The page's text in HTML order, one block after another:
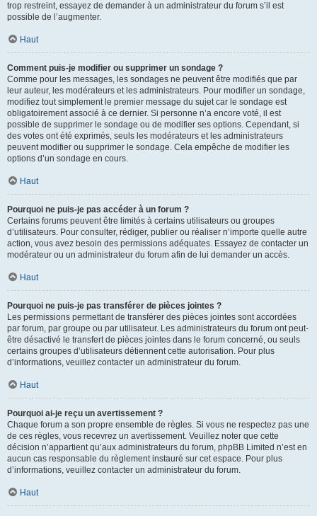
trop restreint, essayez de demander à un administrateur du forum s’il est
possible de l’augmenter.
Haut
Comment puis-je modifier ou supprimer un sondage ?
Comme pour les messages, les sondages ne peuvent être modifiés que par
leur auteur, les modérateurs et les administrateurs. Pour modifier un sondage,
modifiez tout simplement le premier message du sujet car le sondage est
obligatoirement associé à ce dernier. Si personne n’a encore voté, il est
possible de supprimer le sondage ou de modifier ses options. Cependant, si
des votes ont été exprimés, seuls les modérateurs et les administrateurs
peuvent modifier ou supprimer le sondage. Cela empêche de modifier les
options d’un sondage en cours.
Haut
Pourquoi ne puis-je pas accéder à un forum ?
Certains forums peuvent être limités à certains utilisateurs ou groupes
d’utilisateurs. Pour consulter, rédiger, publier ou réaliser n’importe quelle autre
action, vous avez besoin des permissions adéquates. Essayez de contacter un
modérateur ou un administrateur du forum afin de lui demander un accès.
Haut
Pourquoi ne puis-je pas transférer de pièces jointes ?
Les permissions permettant de transférer des pièces jointes sont accordées
par forum, par groupe ou par utilisateur. Les administrateurs du forum ont peut-
être désactivé le transfert de pièces jointes dans le forum concerné, ou seuls
certains groupes d’utilisateurs détiennent cette autorisation. Pour plus
d’informations, veuillez contacter un administrateur du forum.
Haut
Pourquoi ai-je reçu un avertissement ?
Chaque forum a son propre ensemble de règles. Si vous ne respectez pas une
de ces règles, vous recevrez un avertissement. Veuillez noter que cette
décision n’appartient qu’aux administrateurs du forum, phpBB Limited n’est en
aucun cas responsable du règlement instauré sur cet espace. Pour plus
d’informations, veuillez contacter un administrateur du forum.
Haut